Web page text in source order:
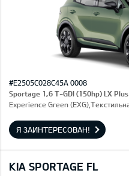
#E2505C028C45A 0008
Sportage 1,6 T-GDI (150hp) LX
Experience Green
Я ЗАИНТЕРЕСОВАН!
KIA SPORTAGE FL